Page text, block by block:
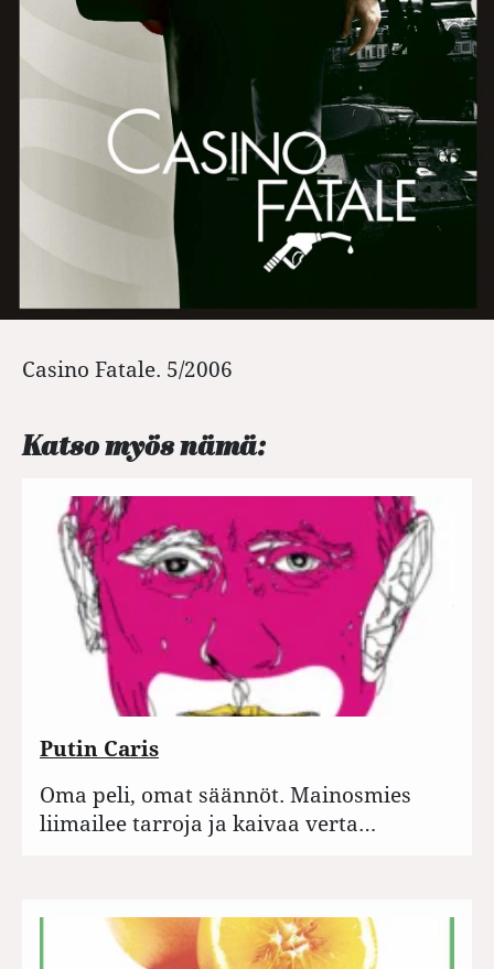
Casino Fatale. 5/2006
Katso myös nämä:
Putin Caris
Oma peli, omat säännöt. Mainosmies
liimailee tarroja ja kaivaa verta…